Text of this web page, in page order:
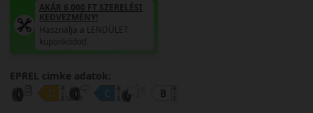
AKÁR 6.000 FT SZERELÉSI
KEDVEZMÉNY!
Használja a LENDÜLET
kuponkódot!
EPREL cimke adatok: